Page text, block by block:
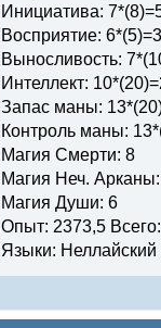
Инициатива:
Восприятие:
Выносливость:
Интеллект:
Запас маны:
Контроль маны:
Магия Смерти: 8
Магия Неч.
Магия Души: 6
Опыт: 2373,5
Языки: Неллайский